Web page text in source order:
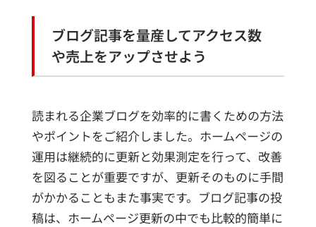
ブログ記事を量産してアクセス数
や売上をアップさせよう
読まれる企業ブログを効率的に書くための方法
やポイントをご紹介しました。ホームページの
運用は継続的に更新と効果測定を行って、改善
を図ることが重要ですが、更新そのものに手間
がかかることもまた事実です。ブログ記事の投
稿は、ホームページ更新の中でも比較的簡単に